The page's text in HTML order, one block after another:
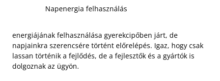
Napenergia felhasználás
energiájának felhasználása gyerekcipőben járt, de
napjainkra szerencsére történt előrelépés. Igaz, hogy csak
lassan történik a fejlődés, de a fejlesztők és a gyártók is
dolgoznak az ügyön.